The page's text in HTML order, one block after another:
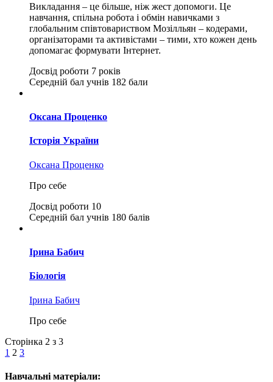
Викладання – це більше, ніж жест допомоги. Це
навчання, спільна робота і обмін навичками з
глобальним співтовариством Мозілльян – кодерами,
організаторами та активістами – тими, хто кожен день
допомагає формувати Інтернет.
Досвід роботи 7 років
Середній бал учнів 182 бали
Оксана Проценко
Історія України
Оксана Проценко
Про себе
Досвід роботи 10
Середній бал учнів 180 балів
Ірина Бабич
Біологія
Ірина Бабич
Про себе
Сторінка 2 з 3
1 2 3
Навчальні матеріали: